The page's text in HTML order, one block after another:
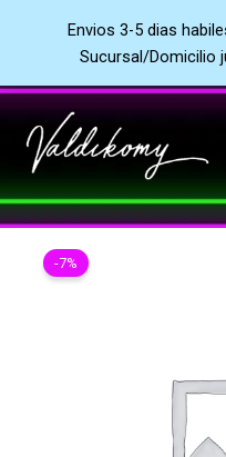
Envios 3-5 dias
Sucursal/Domicilio
al
contenido
-7%